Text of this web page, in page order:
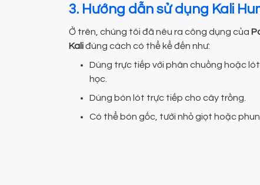
3. Hướng dẫn sử dụng Kali
Ở trên, chúng tôi đã nêu ra công dụng của
Kaliđúng cách có thể kể đến như:
Dùng trực tiếp với phân chuồng hoặc
học.
Dùng bón lót trực tiếp cho cây trồng.
Có thể bón gốc, tưới nhỏ giọt hoặc phun